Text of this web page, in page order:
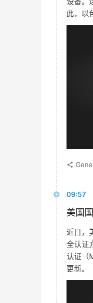
此，以
09:57
美国
近日，
全认证
认证（
更新。